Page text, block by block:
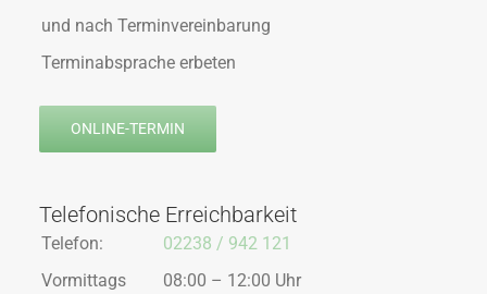
und nach Terminvereinbarung
Terminabsprache erbeten
ONLINE-TERMIN
Telefonische Erreichbarkeit
Telefon:
02238 / 942 121
Vormittags
08:00 – 12:00 Uhr